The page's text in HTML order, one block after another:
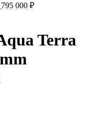
795 000 ₽
Terra